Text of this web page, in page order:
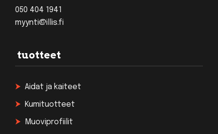
050 404 1941
myynti@illis.fi
tuotteet
Aidat ja kaiteet
Kumituotteet
Muoviprofiilit